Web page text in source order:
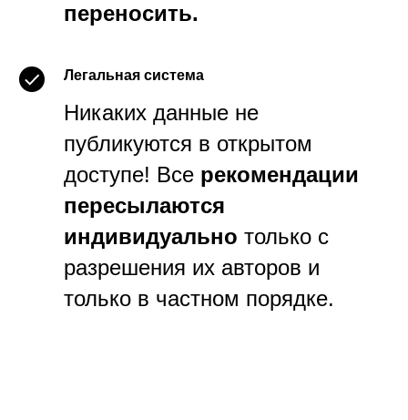
переносить.
Легальная система
Никаких данные не
публикуются в открытом
доступе! Все рекомендации
пересылаются
индивидуально только с
разрешения их авторов и
только в частном порядке.